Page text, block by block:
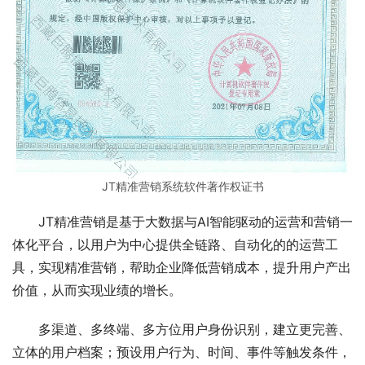
JT精准营销系统软件著作权证书
JT精准营销是基于大数据与AI智能驱动的运营和营销一
体化平台，以用户为中心提供全链路、自动化的的运营工
具，实现精准营销，帮助企业降低营销成本，提升用户产出
价值，从而实现业绩的增长。
多渠道、多终端、多方位用户身份识别，建立更完善、
立体的用户档案；预设用户行为、时间、事件等触发条件，